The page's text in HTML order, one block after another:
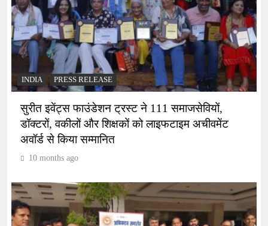
INDIA PRESS RELEASE
सुरीत इवेंट्स फाउंडेशन ट्रस्ट ने 111 समाजसेवियों,
डॉक्टरों, वकीलों और शिक्षकों को लाइफटाइम अचीवमेंट
अवॉर्ड से किया सम्मानित
10 months ago